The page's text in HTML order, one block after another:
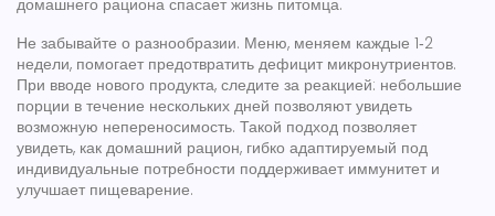
домашнего рациона спасает жизнь питомца.
Не забывайте о разнообразии. Меню, меняем каждые 1‑2
недели, помогает предотвратить дефицит микронутриентов.
При вводе нового продукта, следите за реакцией: небольшие
порции в течение нескольких дней позволяют увидеть
возможную непереносимость. Такой подход позволяет
увидеть, как домашний рацион, гибко адаптируемый под
индивидуальные потребности поддерживает иммунитет и
улучшает пищеварение.